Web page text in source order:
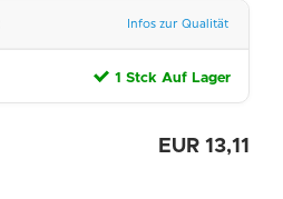
Infos zur Qualität
1 Stck Auf Lager
EUR 13,11